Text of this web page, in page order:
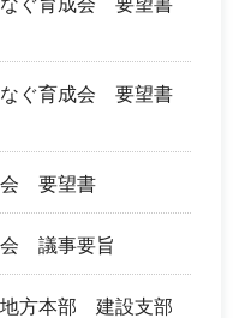
なぐ育成会 要望書
会 要望書
会 議事要旨
地方本部 建設支部